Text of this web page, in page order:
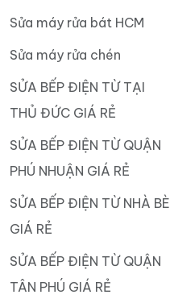
Sửa máy rửa bát HCM
Sửa máy rửa chén
SỬA BẾP ĐIỆN TỪ TẠI
THỦ ĐỨC GIÁ RẺ
SỬA BẾP ĐIỆN TỪ QUẬN
PHÚ NHUẬN GIÁ RẺ
SỬA BẾP ĐIỆN TỪ NHÀ BÈ
GIÁ RẺ
SỬA BẾP ĐIỆN TỪ QUẬN
TÂN PHÚ GIÁ RẺ